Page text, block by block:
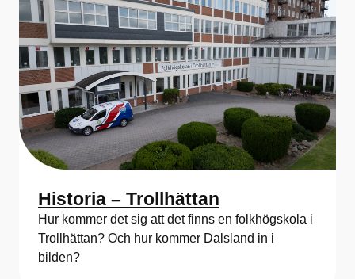
Historia – Trollhättan
Hur kommer det sig att det finns en folkhögskola i
Trollhättan? Och hur kommer Dalsland in i
bilden?